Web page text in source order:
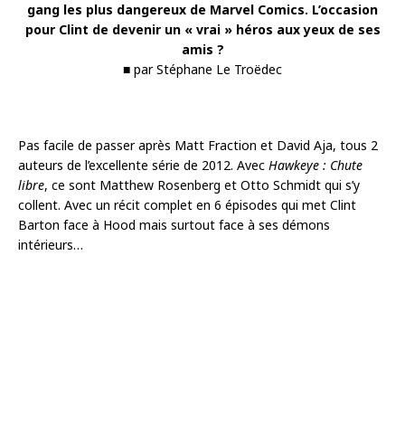
gang les plus dangereux de Marvel Comics. L’occasion
pour Clint de devenir un « vrai » héros aux yeux de ses
amis ?
■ par Stéphane Le Troëdec
Pas facile de passer après Matt Fraction et David Aja, tous 2
auteurs de l’excellente série de 2012. Avec Hawkeye : Chute
libre, ce sont Matthew Rosenberg et Otto Schmidt qui s’y
collent. Avec un récit complet en 6 épisodes qui met Clint
Barton face à Hood mais surtout face à ses démons
intérieurs…